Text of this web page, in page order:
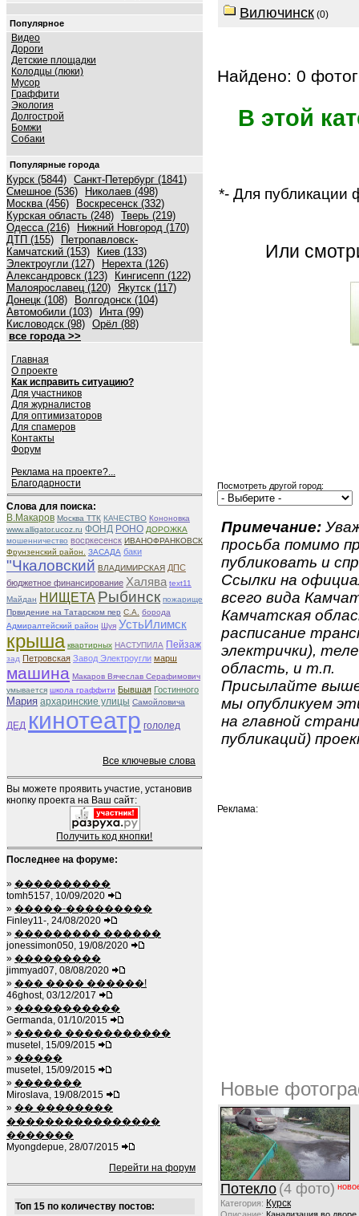
Популярное
Видео
Дороги
Детские площадки
Колодцы (люки)
Мусор
Граффити
Экология
Долгострой
Бомжи
Собаки
Популярные города
Курск (5844) Санкт-Петербург (1841)
Смешное (536)
Николаев (498)
Москва (456)
Воскресенск (332)
Курская область (248) Тверь (219)
Одесса (216)
Нижний Новгород (170)
ДТП (155)
Петропавловск-
Камчатский (153)
Киев (133)
Электроугли (127)
Нерехта (126)
Александровск (123)
Кингисепп (122)
Малоярославец (120) Якутск (117)
Донецк (108)
Волгодонск (104)
Автомобили (103)
Инта (99)
Кисловодск (98) Орёл (88)
все города >>
Главная
О проекте
Как исправить ситуацию?
Для участников
Для журналистов
Для оптимизаторов
Для спамеров
Контакты
Форум
Реклама на проекте?...
Благодарности
Слова для поиска:
В.Макаров Москва ТТК КАЧЕСТВО Кононовка
www.alligator.ucoz.ru ФОНД РОНО ДОРОЖКА
мошенничество восркесенск ИВАНОФРАНКОВСК
Фрунзенский район.
ЗАСАДА баки
"Чкаловский ВЛАДИМИРСКАЯ ДПС
бюджетное финансирование Халява text11
Майдан НИЩЕТА Рыбинск пожарище
Првидение на Татарском пер С.А.
борода
Адмиралтейский район Шуя УстьИлимск
крыша квартирных НАСТУПИЛА Пейзаж
зад Петровская Завод Электроугли марш
машина Макаров Вячеслав Серафимович
умывается школа граффити Бывшая Гостинного
Мария архаринские улицы Самойловича
ДЕД кинотеатр гололед
Все ключевые слова
Вы можете проявить участие, установив
кнопку проекта на Ваш сайт:
Получить код кнопки!
Последнее на форуме:
» ����������
tomh5157, 10/09/2020
» �����-���������
Finley11-, 24/08/2020
» ��������� ������
jonessimon050, 19/08/2020
» ���������
jimmyad07, 08/08/2020
» ��� ���� ������!
46ghost, 03/12/2017
» �����������
Germanda, 01/10/2015
» ����� �����������
musetel, 15/09/2015
» �����
musetel, 15/09/2015
» �������
Miroslava, 19/08/2015
» �� ��������
����������������
�������
Myongdepue, 28/07/2015
Перейти на форум
Топ 15 по количеству постов:
Вилючинск (0)
Найдено: 0
В этой
*- Для публикации
Или
Посмотреть другой город:
Примечание:
просьба помимо
публиковать и
Ссылки на
всего вида
Камчатская
расписание
электрички),
область, и т.п.
Присылайте
мы опубликуем
на главной
публикаций)
Реклама:
Новые
Потекло (4 фото)
Категория: Курск